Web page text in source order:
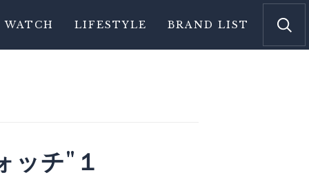
WATCH LIFESTYLE BRAND LIST
ッチ"１